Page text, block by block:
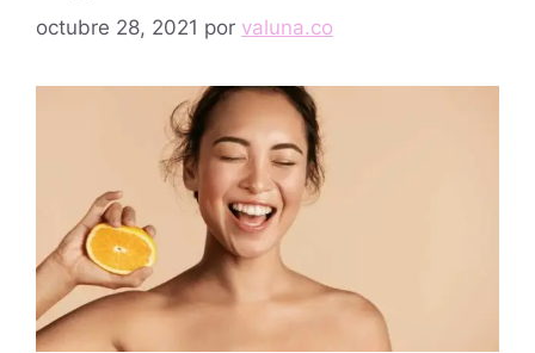
octubre 28, 2021 por valuna.co